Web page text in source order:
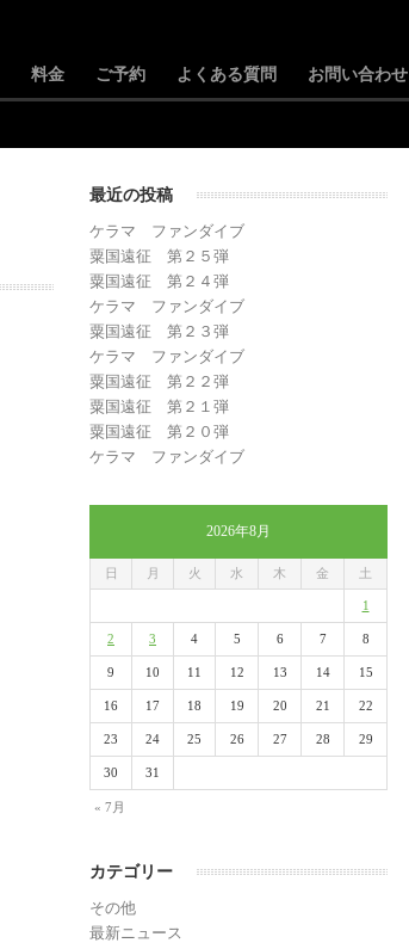
料金 ご予約 よくある質問 お問い合わせ
最近の投稿
ケラマ ファンダイブ
粟国遠征 第２５弾
粟国遠征 第２４弾
ケラマ ファンダイブ
粟国遠征 第２３弾
ケラマ ファンダイブ
粟国遠征 第２２弾
粟国遠征 第２１弾
粟国遠征 第２０弾
ケラマ ファンダイブ
2026年8月
日 月 火 水 木 金 土
« 7月
1
2 3 4 5 6 7 8
9 10 11 12 13 14 15
16 17 18 19 20 21 22
23 24 25 26 27 28 29
30 31
カテゴリー
その他
最新ニュース